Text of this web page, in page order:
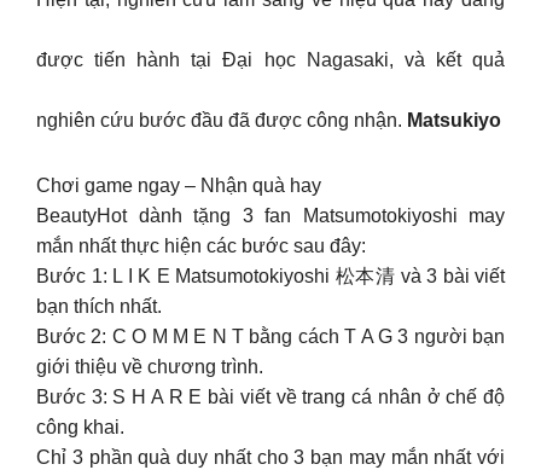
được tiến hành tại Đại học Nagasaki, và kết quả
nghiên cứu bước đầu đã được công nhận. Matsukiyo
Chơi game ngay – Nhận quà hay
BeautyHot dành tặng 3 fan Matsumotokiyoshi may
mắn nhất thực hiện các bước sau đây:
Bước 1: L I K E Matsumotokiyoshi 松本清 và 3 bài viết
bạn thích nhất.
Bước 2: C O M M E N T bằng cách T A G 3 người bạn
giới thiệu về chương trình.
Bước 3: S H A R E bài viết về trang cá nhân ở chế độ
công khai.
Chỉ 3 phần quà duy nhất cho 3 bạn may mắn nhất với